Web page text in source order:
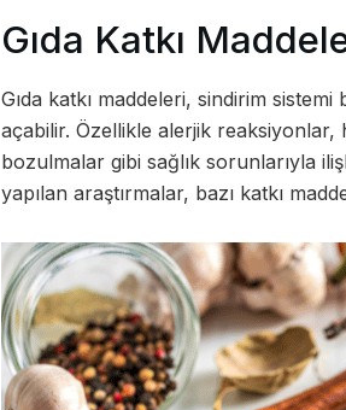
Gıda Katkı
Gıda katkı maddeleri, sindirim
açabilir. Özellikle alerjik
bozulmalar gibi sağlık sorunlarıyla
yapılan araştırmalar, bazı katkı